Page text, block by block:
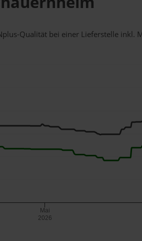
Qualität bei einer Lieferstelle inkl.
Mai
2026